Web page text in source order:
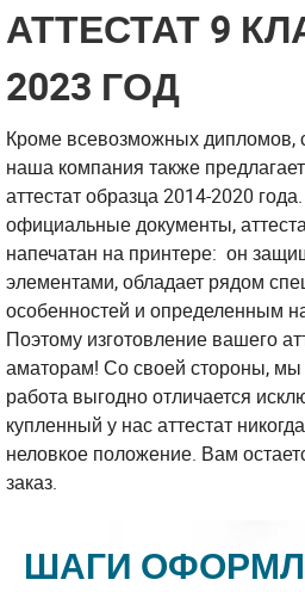
АТТЕСТАТ 9
2023 ГОД
Кроме всевозможных дипломов,
наша компания также
аттестат образца 2014-2020
официальные документы,
напечатан на принтере: он
элементами, обладает рядом
особенностей и определенным
Поэтому изготовление вашего
аматорам! Со своей стороны, мы
работа выгодно отличается
купленный у нас аттестат
неловкое положение. Вам
заказ.
ШАГИ